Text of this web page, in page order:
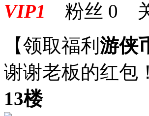
VIP1 粉丝 0
【领取福利 游侠
谢谢老板的红包
13楼